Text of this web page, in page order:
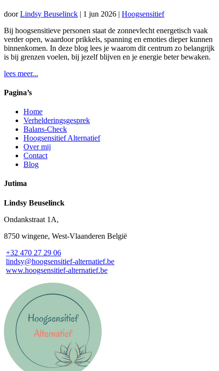
doorLindsy Beuselinck | 1 jun 2026 | Hoogsensitief
Bij hoogsensitieve personen staat de zonnevlecht energetisch vaak
verder open, waardoor prikkels, spanning en emoties dieper kunnen
binnenkomen. In deze blog lees je waarom dit centrum zo belangrijk
is bij grenzen voelen, bij jezelf blijven en je energie beter bewaken.
lees meer...
Pagina’s
Home
Verhelderingsgesprek
Balans-Check
Hoogsensitief Alternatief
Over mij
Contact
Blog
Jutima
Lindsy Beuselinck
Ondankstraat 1A,
8750 wingene, West-Vlaanderen België
+32 470 27 29 06
lindsy@hoogsensitief-alternatief.be
www.hoogsensitief-alternatief.be